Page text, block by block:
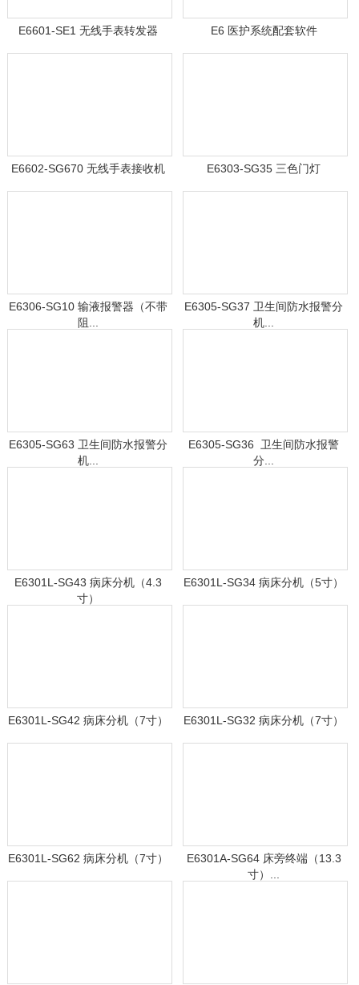
E6601-SE1 无线手表转发器 E6 医护系统配套软件
E6602-SG670 无线手表接收机 E6303-SG35 三色门灯
E6306-SG10 输液报警器（不带
阻...
E6305-SG37 卫生间防水报警分
机...
E6305-SG63 卫生间防水报警分
机...
E6305-SG36 卫生间防水报警
分...
E6301L-SG43 病床分机（4.3
寸）
E6301L-SG34 病床分机（5寸）
E6301L-SG42 病床分机（7寸） E6301L-SG32 病床分机（7寸）
E6301L-SG62 病床分机（7寸）
E6301A-SG64 床旁终端（13.3
寸）...